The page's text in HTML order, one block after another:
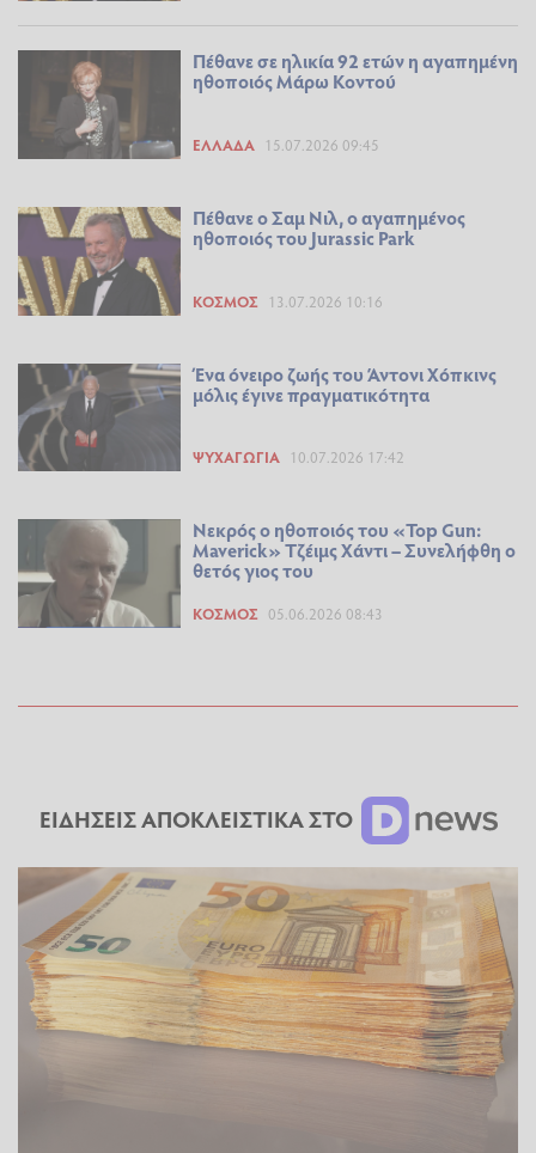
Πέθανε σε ηλικία 92 ετών η αγαπημένη
ηθοποιός Μάρω Κοντού
ΕΛΛΆΔΑ 15.07.2026 09:45
Πέθανε ο Σαμ Νιλ, ο αγαπημένος
ηθοποιός του Jurassic Park
ΚΌΣΜΟΣ 13.07.2026 10:16
Ένα όνειρο ζωής του Άντονι Χόπκινς
μόλις έγινε πραγματικότητα
ΨΥΧΑΓΩΓΊΑ 10.07.2026 17:42
Νεκρός ο ηθοποιός του «Top Gun:
Maverick» Τζέιμς Χάντι – Συνελήφθη ο
θετός γιος του
ΚΌΣΜΟΣ 05.06.2026 08:43
ΕΙΔΗΣΕΙΣ ΑΠΟΚΛΕΙΣΤΙΚΑ ΣΤΟ